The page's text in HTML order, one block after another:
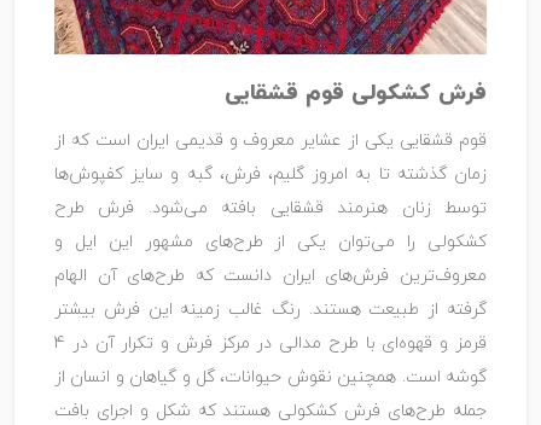
فرش کشکولی قوم قشقایی
قوم قشقایی یکی از عشایر معروف و قدیمی ایران است که از
زمان گذشته تا به امروز گلیم، فرش، گبه و سایز کفپوش‌ها
توسط زنان هنرمند قشقایی بافته می‌شود. فرش طرح
کشکولی را می‌توان یکی از طرح‌های مشهور این ایل و
معروف‌ترین فرش‌های ایران دانست که طرح‌های آن الهام
گرفته از طبیعت هستند. رنگ غالب زمینه این فرش بیشتر
قرمز و قهوه‌ای با طرح مدالی در مرکز فرش و تکرار آن در 4
گوشه است. همچنین نقوش حیوانات، گل و گیاهان و انسان از
جمله طرح‌های فرش کشکولی هستند که شکل و اجرای بافت